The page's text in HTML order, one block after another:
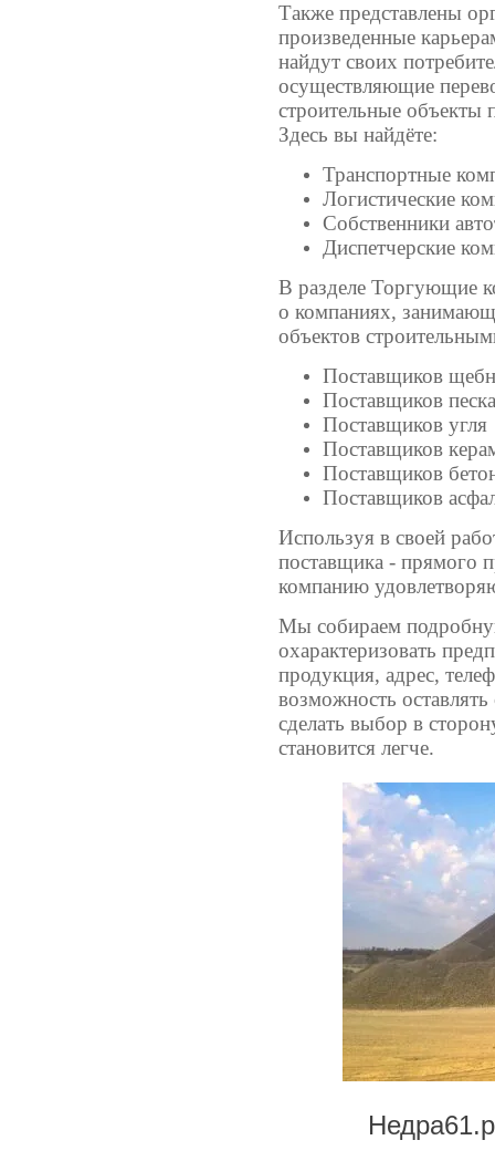
Также представлены
произведенные
найдут своих
осуществляющие
строительные объекты
Здесь вы найдёте:
Транспортные
Логистические
Собственники
Диспетчерские
В разделе Торгующие
о компаниях,
объектов
Поставщиков
Поставщиков песка
Поставщиков угля
Поставщиков
Поставщиков
Поставщиков
Используя в своей
поставщика - прямого
компанию
Мы собираем
охарактеризовать
продукция, адрес,
возможность
сделать выбор в
становится легче.